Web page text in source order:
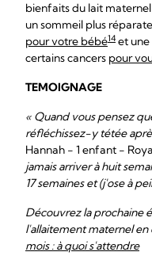
bienfaits du lait
un sommeil plus
pour votre bébé14 et
certains cancers pour
TEMOIGNAGE
« Quand vous pensez
réfléchissez-y tétée
Hannah - 1 enfant -
jamais arriver à huit
17 semaines et (j'ose à
Découvrez la prochaine
l'allaitement maternel
mois : à quoi s'attendre